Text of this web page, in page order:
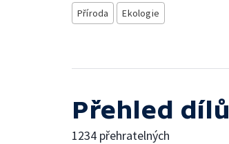
Příroda Ekologie
Přehled dílů
1234 přehratelných